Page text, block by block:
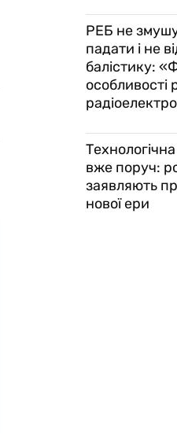
РЕБ не
падати і не
балістику:
особливості
вже поруч:
заявляють
нової ери